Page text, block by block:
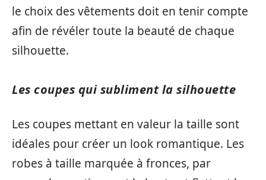
le choix des vêtements doit en tenir compte
afin de révéler toute la beauté de chaque
silhouette.
Les coupes qui subliment la silhouette
Les coupes mettant en valeur la taille sont
idéales pour créer un look romantique. Les
robes à taille marquée à fronces, par